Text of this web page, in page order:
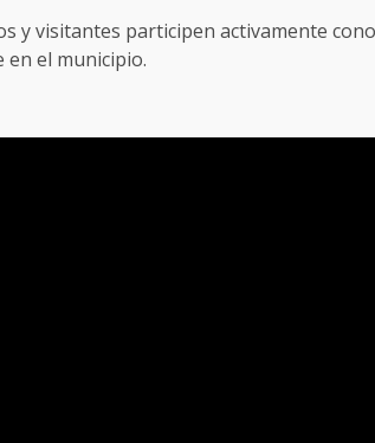
y visitantes participen activamente
el municipio.